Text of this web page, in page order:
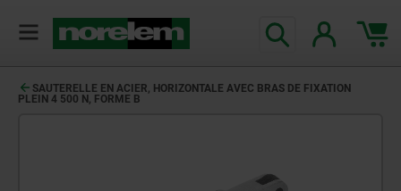
SAUTERELLE EN ACIER, HORIZONTALE AVEC BRAS DE FIXATION
PLEIN 4 500 N, FORME B